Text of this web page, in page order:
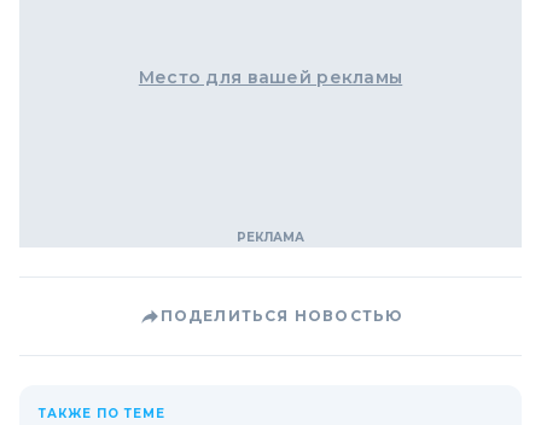
Место для вашей рекламы
ПОДЕЛИТЬСЯ НОВОСТЬЮ
ТАКЖЕ ПО ТЕМЕ